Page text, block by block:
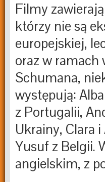
Filmy
którzy nie są
europejskiej,
oraz w ramach
Schumana,
występują:
z Portugalii,
Ukrainy, Clara
Yusuf z Belgii.
angielskim, z